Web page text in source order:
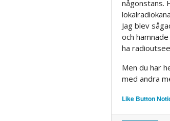
någonstans.
Jag blev
och
ha
Men du har
med andra
Like Button